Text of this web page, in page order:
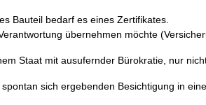
Bauteil bedarf es eines Zertifikates.
übernehmen möchte
Staat mit ausufernder Bürokratie, nur
sich ergebenden Besichtigung in